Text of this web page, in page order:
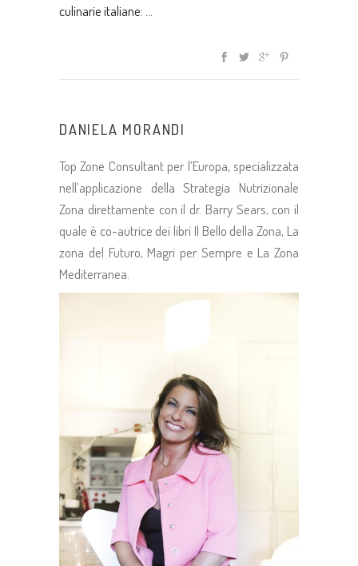
culinarie italiane:
DANIELA MORANDI
Top Zone Consultant per l’Europa, specializzata
nell’applicazione della Strategia Nutrizionale
Zona direttamente con il dr. Barry Sears, con il
quale è co-autrice dei libri Il Bello della Zona, La
zona del Futuro, Magri per Sempre e La Zona
Mediterranea.